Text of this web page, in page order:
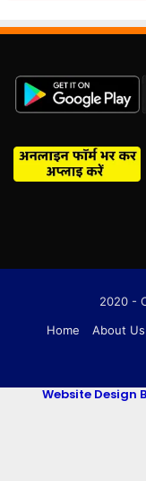
2020 -
Home
About Us
Website Design